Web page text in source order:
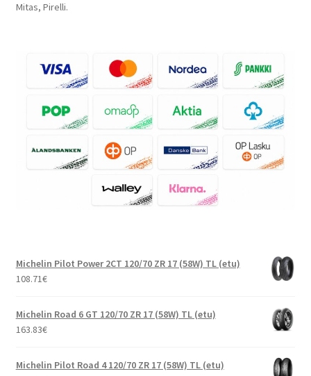
Mitas, Pirelli.
Michelin Pilot Power 2CT 120/70 ZR 17 (58W) TL (etu)
108.71€
Michelin Road 6 GT 120/70 ZR 17 (58W) TL (etu)
163.83€
Michelin Pilot Road 4 120/70 ZR 17 (58W) TL (etu)